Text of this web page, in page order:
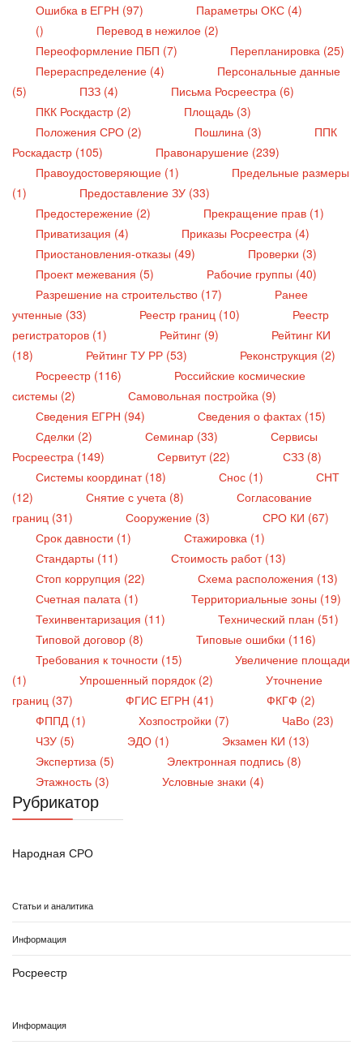
Ошибка в ЕГРН (97)
Параметры ОКС (4)
()
Перевод в нежилое (2)
Переоформление ПБП (7)
Перепланировка (25)
Перераспределение (4)
Персональные данные
(5)
ПЗЗ (4)
Письма Росреестра (6)
ПКК Роскдастр (2)
Площадь (3)
Положения СРО (2)
Пошлина (3)
ППК
Роскадастр (105)
Правонарушение (239)
Правоудостоверяющие (1)
Предельные размеры
(1)
Предоставление ЗУ (33)
Предостережение (2)
Прекращение прав (1)
Приватизация (4)
Приказы Росреестра (4)
Приостановления-отказы (49)
Проверки (3)
Проект межевания (5)
Рабочие группы (40)
Разрешение на строительство (17)
Ранее
учтенные (33)
Реестр границ (10)
Реестр
регистраторов (1)
Рейтинг (9)
Рейтинг КИ
(18)
Рейтинг ТУ РР (53)
Реконструкция (2)
Росреестр (116)
Российские космические
системы (2)
Самовольная постройка (9)
Сведения ЕГРН (94)
Сведения о фактах (15)
Сделки (2)
Семинар (33)
Сервисы
Росреестра (149)
Сервитут (22)
СЗЗ (8)
Системы координат (18)
Снос (1)
СНТ
(12)
Снятие с учета (8)
Согласование
границ (31)
Сооружение (3)
СРО КИ (67)
Срок давности (1)
Стажировка (1)
Стандарты (11)
Стоимость работ (13)
Стоп коррупция (22)
Схема расположения (13)
Счетная палата (1)
Территориальные зоны (19)
Техинвентаризация (11)
Технический план (51)
Типовой договор (8)
Типовые ошибки (116)
Требования к точности (15)
Увеличение площади
(1)
Упрошенный порядок (2)
Уточнение
границ (37)
ФГИС ЕГРН (41)
ФКГФ (2)
ФППД (1)
Хозпостройки (7)
ЧаВо (23)
ЧЗУ (5)
ЭДО (1)
Экзамен КИ (13)
Экспертиза (5)
Электронная подпись (8)
Этажность (3)
Условные знаки (4)
Рубрикатор
Народная СРО
Статьи и аналитика
Информация
Росреестр
Информация